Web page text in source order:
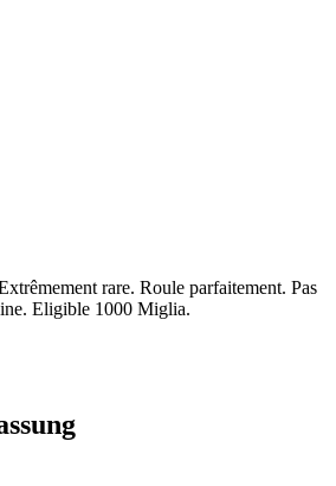
rare. Roule parfaitement. Pas
Eligible 1000 Miglia.